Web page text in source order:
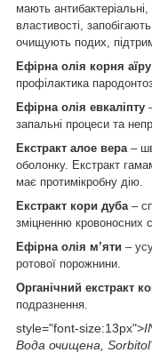
мають антибактеріальні,
властивості,
очищують подих,
Ефірна олія корня аїру
профілактика
Ефірна олія евкаліпту
запальні процеси та
Екстракт алое вера –
оболонку. Екстракт
має протимікробну дію.
Екстракт кори дуба –
зміцненню кровоносних
Ефірна олія м’яти –
ротової порожнини.
Органічний екстракт
подразнення.
style="font-size:13px">
Вода очищена,